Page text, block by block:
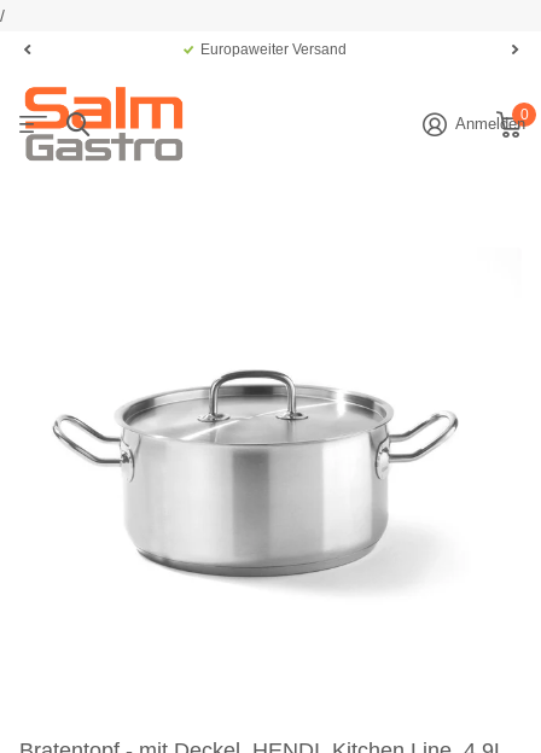
/
Europaweiter Versand
Anmelden0